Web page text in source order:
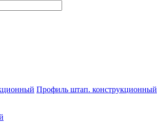
Профиль штап. конструкционный